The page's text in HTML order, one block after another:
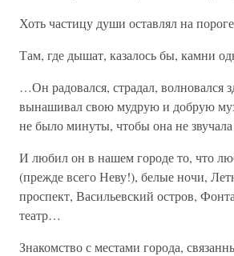
Хоть частицу души оставлял на пороге
Там, где дышат, казалось бы, камни
…Он радовался, страдал, волновался
вынашивал свою мудрую и добрую
не было минуты, чтобы она не
И любил он в нашем городе то, что
(прежде всего Неву!), белые ночи,
проспект, Васильевский остров,
театр…
Знакомство с местами города,